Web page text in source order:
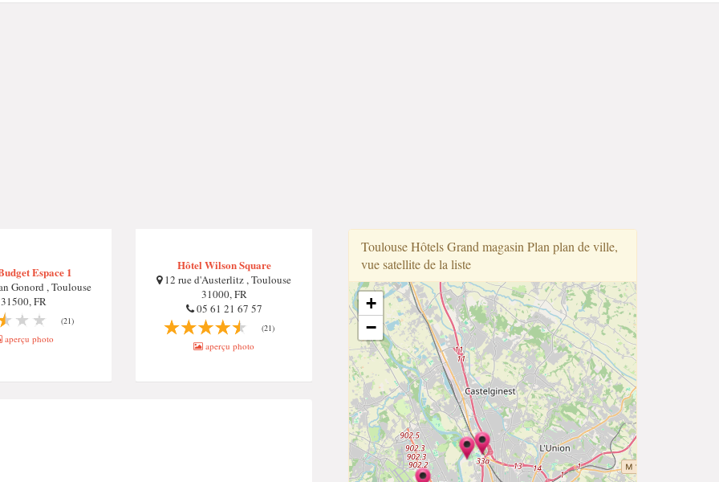
Espace 1
Gonord , Toulouse
31500, FR
(21)
aperçu photo
Hôtel Wilson Square
12 rue d'Austerlitz , Toulouse
31000, FR
05 61 21 67 57
(21)
aperçu photo
Toulouse Hôtels Grand magasin Plan plan de ville,
vue satellite de la liste
+
−